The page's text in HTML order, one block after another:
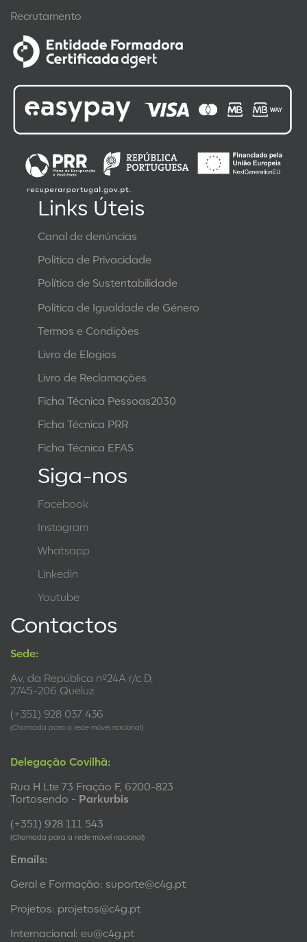
Recrutamento
Links Úteis
Canal de denúncias
Política de Privacidade
Política de Sustentabilidade
Política de Igualdade de Género
Termos e Condições
Livro de Elogios
Livro de Reclamações
Ficha Técnica Pessoas2030
Ficha Técnica PRR
Ficha Técnica EFAS
Siga-nos
Facebook
Instagram
Whatsapp
Linkedin
Youtube
Contactos
Sede:
Av. da República nº24A r/c D,
2745-206 Queluz
(+351) 928 037 436
(Chamada para a rede móvel nacional)
Delegação Covilhã:
Rua H Lte 73 Fração F, 6200-823
Tortosendo - Parkurbis
(+351) 928 111 543
(Chamada para a rede móvel nacional)
Emails:
Geral e Formação: suporte@c4g.pt
Projetos: projetos@c4g.pt
Internacional: eu@c4g.pt